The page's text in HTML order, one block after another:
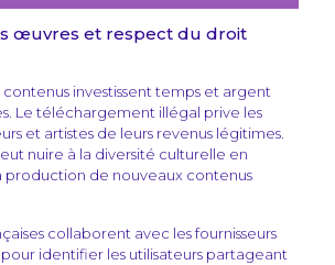
œuvres et respect du droit
investissent temps et argent
Le téléchargement illégal prive les
et artistes de leurs revenus légitimes.
nuire à la diversité culturelle en
production de nouveaux contenus
collaborent avec les fournisseurs
identifier les utilisateurs partageant